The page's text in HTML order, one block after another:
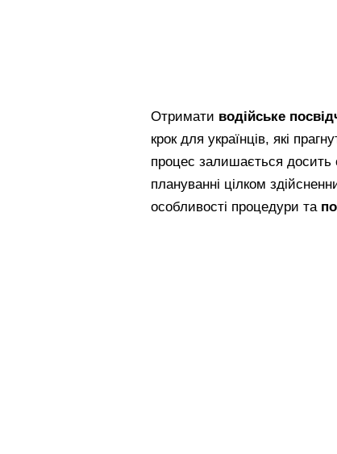
Отримати водійське
крок для українців, які
процес залишається
плануванні цілком
особливості процедури та